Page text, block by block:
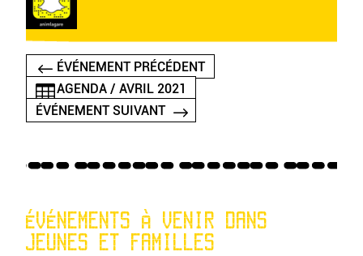
ÉVÉNEMENT PRÉCÉDENT
AGENDA / AVRIL 2021
ÉVÉNEMENT SUIVANT
ÉVÉNEMENTS À VENIR DANS
JEUNES ET FAMILLES